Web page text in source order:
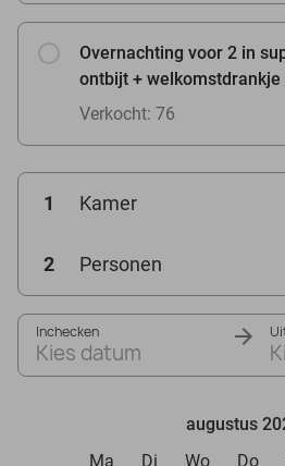
Overnachting voor 2 in
ontbijt + welkomstdrankje
Verkocht: 76
1 Kamer
2 Personen
Inchecken
Kies datum
augustus
Ma
Di Wo Do